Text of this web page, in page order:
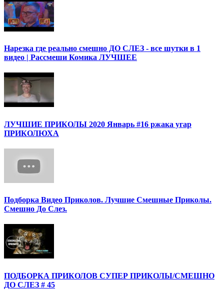
Нарезка где реально смешно ДО СЛЕЗ - все шутки в 1
видео | Рассмеши Комика ЛУЧШЕЕ
ЛУЧШИЕ ПРИКОЛЫ 2020 Январь #16 ржака угар
ПРИКОЛЮХА
Подборка Видео Приколов. Лучшие Смешные Приколы.
Смешно До Слез.
ПОДБОРКА ПРИКОЛОВ СУПЕР ПРИКОЛЫ/СМЕШНО
ДО СЛЕЗ # 45